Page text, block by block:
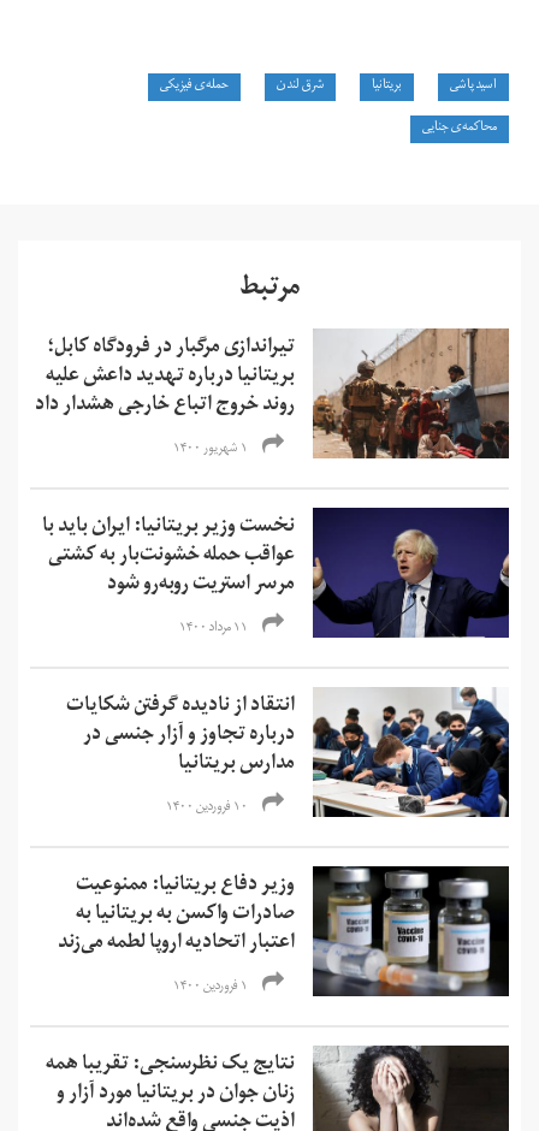
اسید پاشی بریتانیا شرق لندن
حمله‌ی فیزیکی
محاکمه‌ی جنایی
مرتبط
تیراندازی مرگبار در فرودگاه کابل؛
بریتانیا درباره تهدید داعش علیه
روند خروج اتباع خارجی هشدار داد
۱ شهریور ۱۴۰۰
نخست وزیر بریتانیا: ایران باید با
عواقب حمله خشونت‌بار به کشتی
مرسر استریت روبه‌رو شود
۱۱ مرداد ۱۴۰۰
انتقاد از نادیده گرفتن شکایات
درباره تجاوز و آزار جنسی در
مدارس بریتانیا
۱۰ فروردین ۱۴۰۰
وزیر دفاع بریتانیا: ممنوعیت
صادرات واکسن به بریتانیا به
اعتبار اتحادیه اروپا لطمه می‌زند
۱ فروردین ۱۴۰۰
نتایج یک نظرسنجی: تقریبا همه
زنان جوان در بریتانیا مورد آزار و